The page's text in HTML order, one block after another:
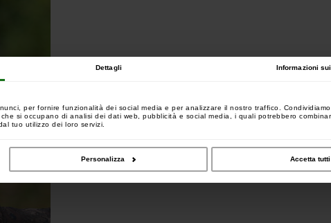
Dettagli Informazioni
per fornire funzionalità dei social media e per analizzare il nostro traffico.
si occupano di analisi dei dati web, pubblicità e social media, i quali potrebbero
tuo utilizzo dei loro servizi.
Personalizza Accetta tutti